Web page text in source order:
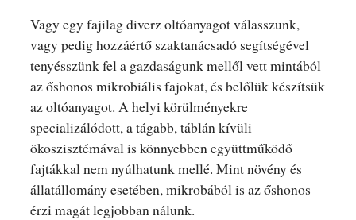
Vagy egy fajilag diverz oltóanyagot válasszunk,
vagy pedig hozzáértő szaktanácsadó segítségével
tenyésszünk fel a gazdaságunk mellől vett mintából
az őshonos mikrobiális fajokat, és belőlük készítsük
az oltóanyagot. A helyi körülményekre
specializálódott, a tágabb, táblán kívüli
ökoszisztémával is könnyebben együttműködő
fajtákkal nem nyúlhatunk mellé. Mint növény és
állatállomány esetében, mikrobából is az őshonos
érzi magát legjobban nálunk.